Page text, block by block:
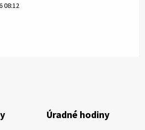
08:12
Vám oznamujeme, že vo veku
Irena Tanková, rodená
Úradné hodiny